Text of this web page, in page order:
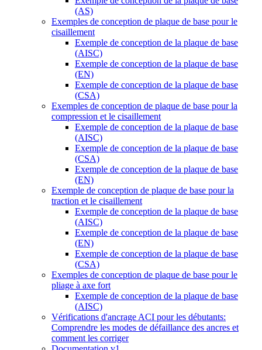
(AS)
Exemples de conception de plaque de base pour le
cisaillement
Exemple de conception de la plaque de base
(AISC)
Exemple de conception de la plaque de base
(EN)
Exemple de conception de la plaque de base
(CSA)
Exemples de conception de plaque de base pour la
compression et le cisaillement
Exemple de conception de la plaque de base
(AISC)
Exemple de conception de la plaque de base
(CSA)
Exemple de conception de la plaque de base
(EN)
Exemple de conception de plaque de base pour la
traction et le cisaillement
Exemple de conception de la plaque de base
(AISC)
Exemple de conception de la plaque de base
(EN)
Exemple de conception de la plaque de base
(CSA)
Exemples de conception de plaque de base pour le
pliage à axe fort
Exemple de conception de la plaque de base
(AISC)
Vérifications d'ancrage ACI pour les débutants:
Comprendre les modes de défaillance des ancres et
comment les corriger